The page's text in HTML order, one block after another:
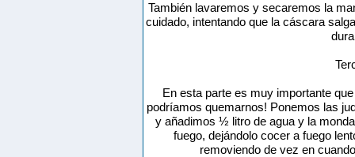
También lavaremos y secaremos la
cuidado, intentando que la cáscara
En esta parte es muy importante
podríamos quemarnos! Ponemos las
y añadimos ½ litro de agua y la
fuego, dejándolo cocer a fuego
removiendo de vez en